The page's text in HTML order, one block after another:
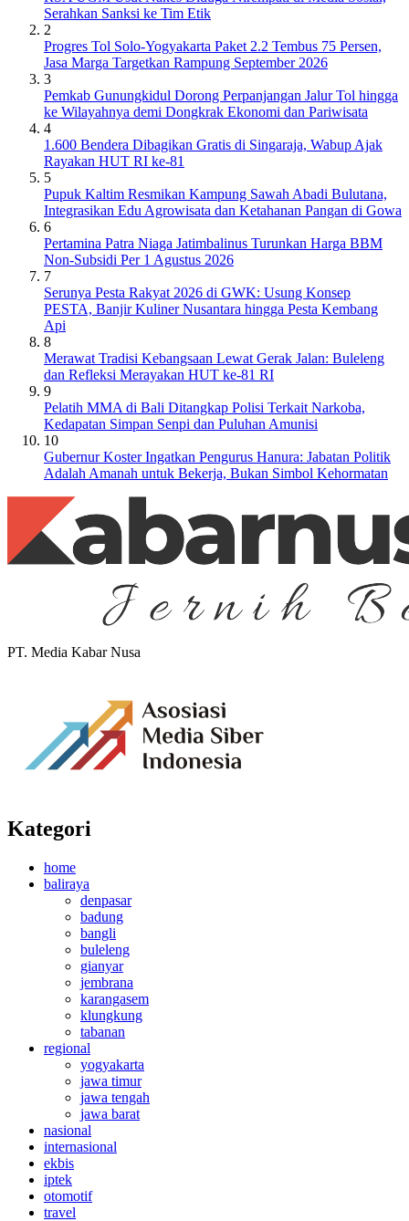
Serahkan Sanksi ke Tim Etik
2
Progres Tol Solo-Yogyakarta Paket 2.2 Tembus 75 Persen,
Jasa Marga Targetkan Rampung September 2026
3
Pemkab Gunungkidul Dorong Perpanjangan Jalur Tol hingga
ke Wilayahnya demi Dongkrak Ekonomi dan Pariwisata
4
1.600 Bendera Dibagikan Gratis di Singaraja, Wabup Ajak
Rayakan HUT RI ke-81
5
Pupuk Kaltim Resmikan Kampung Sawah Abadi Bulutana,
Integrasikan Edu Agrowisata dan Ketahanan Pangan di Gowa
6
Pertamina Patra Niaga Jatimbalinus Turunkan Harga BBM
Non-Subsidi Per 1 Agustus 2026
7
Serunya Pesta Rakyat 2026 di GWK: Usung Konsep
PESTA, Banjir Kuliner Nusantara hingga Pesta Kembang
Api
8
Merawat Tradisi Kebangsaan Lewat Gerak Jalan: Buleleng
dan Refleksi Merayakan HUT ke-81 RI
9
Pelatih MMA di Bali Ditangkap Polisi Terkait Narkoba,
Kedapatan Simpan Senpi dan Puluhan Amunisi
10
Gubernur Koster Ingatkan Pengurus Hanura: Jabatan Politik
Adalah Amanah untuk Bekerja, Bukan Simbol Kehormatan
PT. Media Kabar Nusa
Kategori
home
baliraya
denpasar
badung
bangli
buleleng
gianyar
jembrana
karangasem
klungkung
tabanan
regional
yogyakarta
jawa timur
jawa tengah
jawa barat
nasional
internasional
ekbis
iptek
otomotif
travel